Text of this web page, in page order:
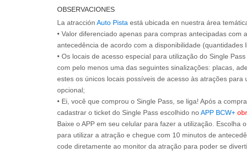
OBSERVACIONES
La atracción Auto Pista está ubicada en nuestra área
• Valor diferenciado apenas para compras antecipadas com
antecedência de acordo com a disponibilidade (quantidades
• Os locais de acesso especial para utilização do Single
com pelo menos uma das seguintes sinalizações: placas,
estes os únicos locais possíveis de acesso às atrações para
opcional;
• Ei, você que comprou o Single Pass, se liga! Após a
cadastrar o ticket do Single Pass escolhido noAPP BCW+
Baixe o APP em seu celular para fazer a utilização. Escolha
para utilizar a atração e chegue com 10 minutos de
code diretamente ao monitor da atração para poder se